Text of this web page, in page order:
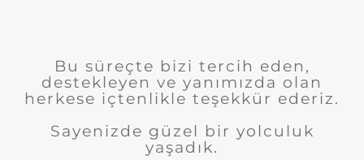
Bu süreçte bizi tercih eden,
destekleyen ve yanımızda olan
herkese içtenlikle teşekkür ederiz.
Sayenizde güzel bir yolculuk
yaşadık.